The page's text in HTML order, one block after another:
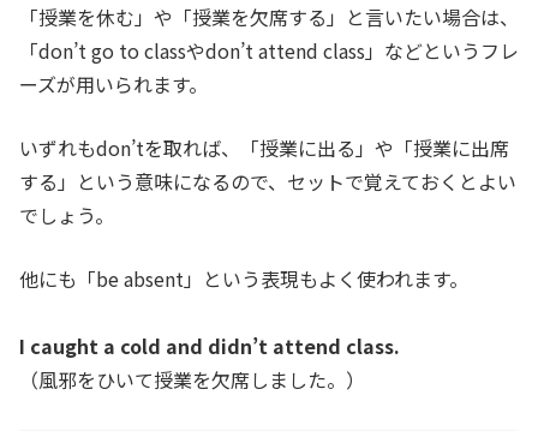
「授業を休む」や「授業を欠席する」と言いたい場合は、
「don’t go to classやdon’t attend class」などというフレ
ーズが用いられます。
いずれもdon’tを取れば、「授業に出る」や「授業に出席
する」という意味になるので、セットで覚えておくとよい
でしょう。
他にも「be absent」という表現もよく使われます。
I caught a cold and didn’t attend class.
（風邪をひいて授業を欠席しました。）